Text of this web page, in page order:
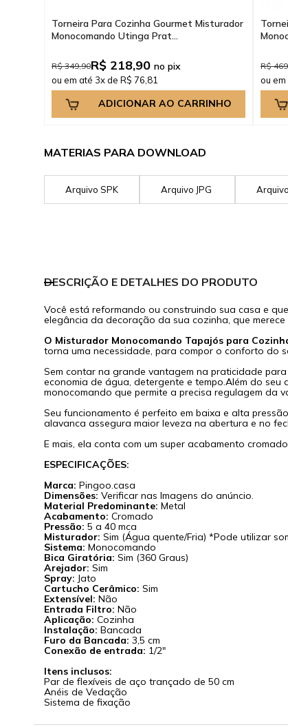
Torneira Para Cozinha Gourmet Misturador
Monocomando Utinga Prat...
R$ 349,90R$ 218,90no pix
ou em até 3x de R$ 76,81
ADICIONAR AO CARRINHO
R$
ou em
MATERIAS PARA DOWNLOAD
Arquivo SPK Arquivo JPG
DESCRIÇÃO E DETALHES DO PRODUTO
Você está reformando ou construindo sua casa e
elegância da decoração da sua cozinha, que
O Misturador Monocomando Tapajós para
torna uma necessidade, para compor o conforto do
Sem contar na grande vantagem na praticidade
economia de água, detergente e tempo.Além do
monocomando que permite a precisa regulagem da
Seu funcionamento é perfeito em baixa e alta
alavanca assegura maior leveza na abertura e no
E mais, ela conta com um super acabamento
ESPECIFICAÇÕES:
Marca: Pingoo.casa
Dimensões: Verificar nas Imagens do anúncio.
Material Predominante: Metal
Acabamento:Cromado
Pressão: 5 a 40 mca
Misturador: Sim (Água quente/Fria) *Pode utilizar
Sistema: Monocomando
Bica Giratória:Sim (360 Graus)
Arejador:Sim
Spray: Jato
Cartucho Cerâmico: Sim
Extensível:Não
Entrada Filtro:Não
Aplicação:Cozinha
Instalação:Bancada
Furo da Bancada:3,5 cm
Conexão de entrada: 1/2"
Itens inclusos:
Par de flexíveis de aço trançado de 50 cm
Anéis de Vedação
Sistema de fixação